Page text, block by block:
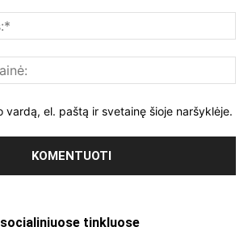
vardą, el. paštą ir svetainę šioje naršyklėje.
tinkluose